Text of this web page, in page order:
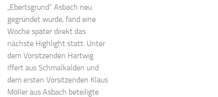
„Ebertsgrund“ Asbach neu
gegründet wurde, fand eine
Woche später direkt das
nächste Highlight statt. Unter
dem Vorsitzenden Hartwig
Iffert aus Schmalkalden und
dem ersten Vorsitzenden Klaus
Möller aus Asbach beteiligte